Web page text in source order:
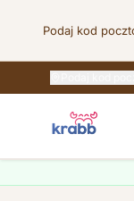
Podaj kod
Przejdź do treści